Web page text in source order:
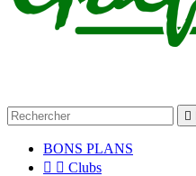

BONS PLANS
  Clubs